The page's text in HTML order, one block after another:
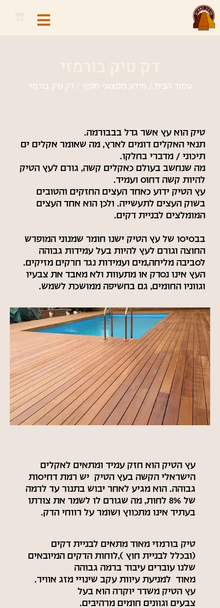
עמוד הבית / מידע מקצועי מקיף / דק טיק בורמזי
טיק הוא עץ אשר גדל בבבורמה.
תנאי האקלים דומים לארץ, מה שאומר אקלים ים
תיכוני / מדברי בחלקו.
מה שנחשב בעולם כאקלים קשה, גורם לעץ הטיק
להיות קשה דחוס ועמיד.
עץ הטיק ידוע כאחד העצים החזקים והטובים
בשוק העצים לתעשייה. ולכן הוא אחד העצים
המומלצים לבניית דקים.
בבסיסו של עץ הטיק ישנו חומר שמנוני המופרש
החוצה וגורם לעץ להיות בעל עמידות גבוהה
לסביבה מליחה,מים ועמידות נגד חרקים מזיקים.
העץ אינו נסדק או מתעוות ולא מאבד את צבעיו
וגווניו החומים, גם בחשיפה ממושכת לשמש.
עץ הטיק הוא חזק עמיד ומתאים לאקלים
הישראלי הקשה בעץ הטיק יש רמת דחיסות
גבוהה. הוא מגיע לאחר יבוש בתנור עד לרמה
של 8% לחות, מה שגורם לו לשמר את צורתו
בעתיד אינו מתכווץ ושומר על רווחי הדק.
טיק בורמזי מאוד מתאים לבניית דקים
(ובכלל לבניית חוץ ),לוחות הדקים המיובאים
שלנו עוברים עיבוד ברמה גבוהה
מאוד למניעת עיוות עקב שינויי מזג אוויר.
עץ הטיק משדר יוקרה הוא בעל
צבעים וגוונים חומים מרהיבים.